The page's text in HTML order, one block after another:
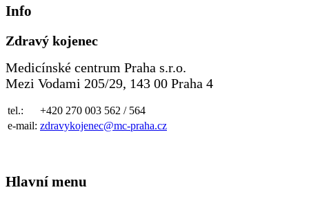
Info
Zdravý kojenec
Medicínské centrum Praha s.r.o.
Mezi Vodami 205/29, 143 00 Praha 4
tel.:
+420 270 003 562 / 564
e-mail: zdravykojenec@mc-praha.cz
Hlavní menu